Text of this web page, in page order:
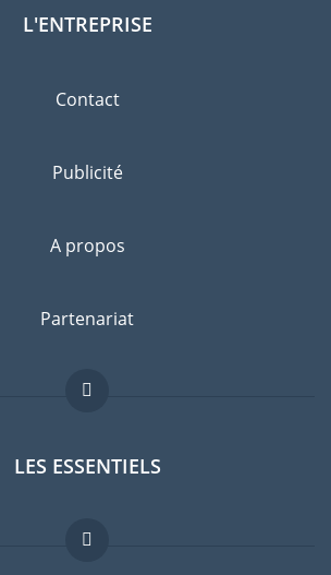
L'ENTREPRISE
Contact
Publicité
A propos
Partenariat
LES ESSENTIELS
Forum expatriés